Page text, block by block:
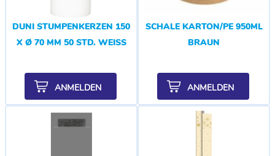
DUNI STUMPENKERZEN 150
X Ø 70 MM 50 STD. WEISS
ANMELDEN
SCHALE KARTON/PE 950ML
BRAUN
ANMELDEN